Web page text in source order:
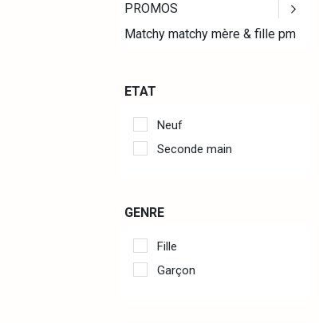
PROMOS
Matchy matchy mère & fille pm
ETAT
Neuf
Seconde main
GENRE
Fille
Garçon